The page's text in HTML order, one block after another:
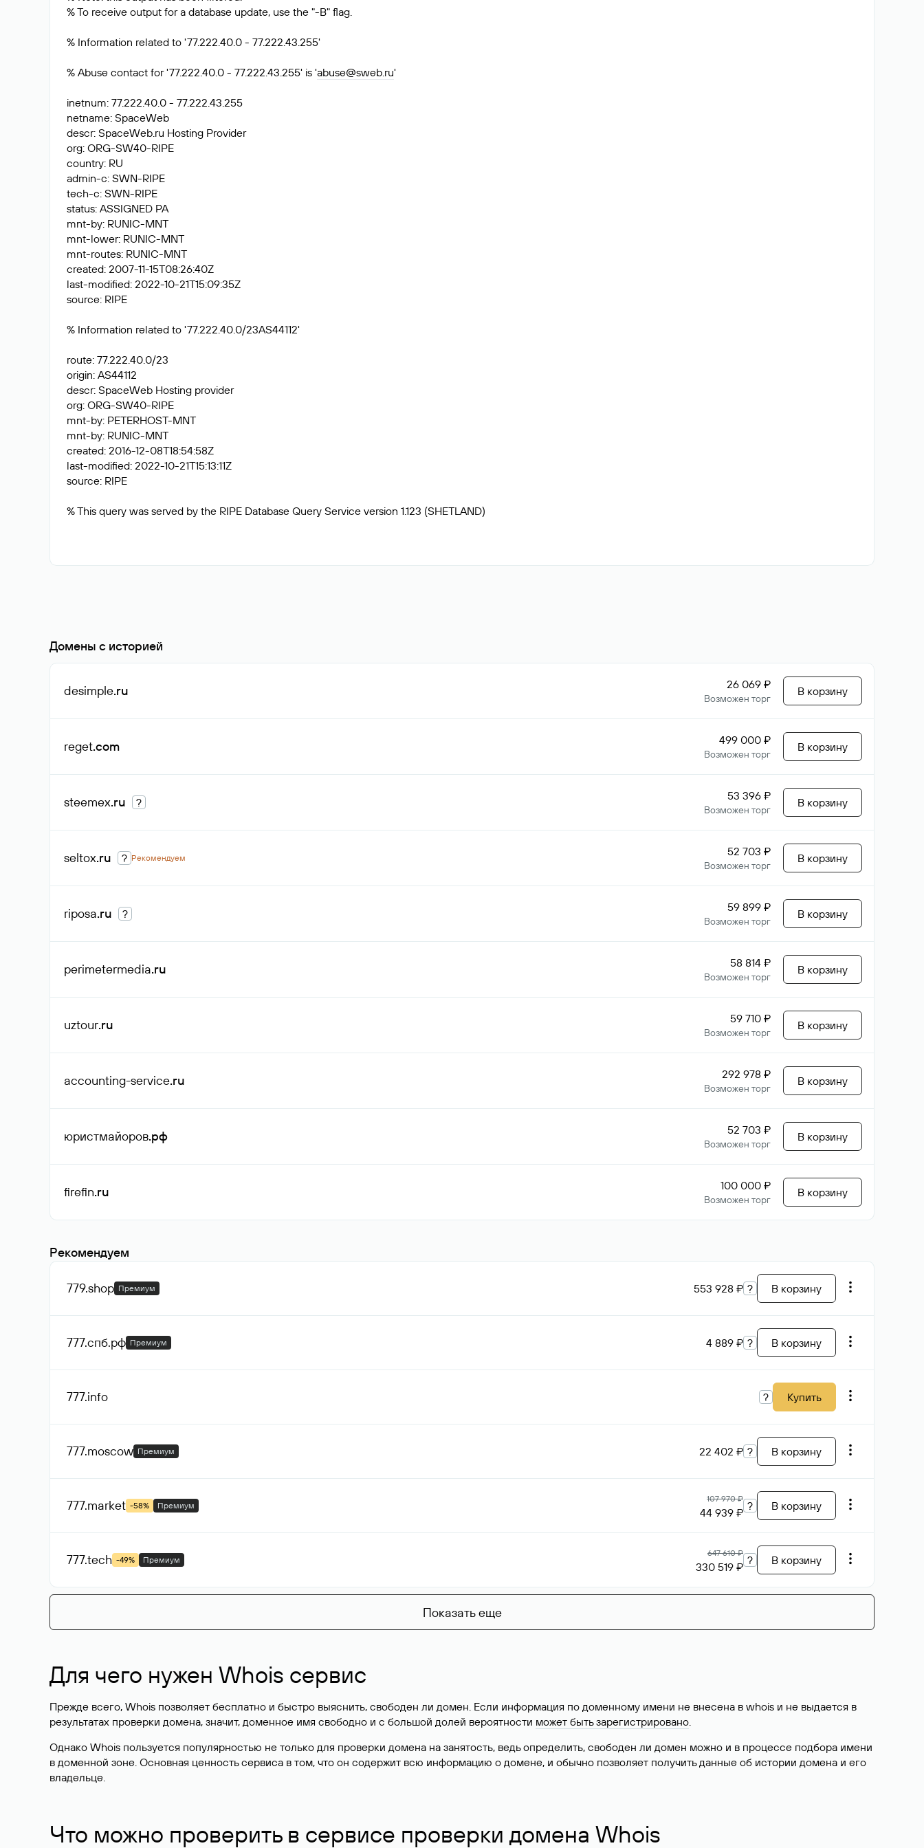
% To receive output for a database update, use the "-B" flag.
% Information related to '77.222.40.0 - 77.222.43.255'
% Abuse contact for '77.222.40.0 - 77.222.43.255' is 'abuse@sweb.ru'
inetnum: 77.222.40.0 - 77.222.43.255
netname: SpaceWeb
descr: SpaceWeb.ru Hosting Provider
org: ORG-SW40-RIPE
country: RU
admin-c: SWN-RIPE
tech-c: SWN-RIPE
status: ASSIGNED PA
mnt-by: RUNIC-MNT
mnt-lower: RUNIC-MNT
mnt-routes: RUNIC-MNT
created: 2007-11-15T08:26:40Z
last-modified: 2022-10-21T15:09:35Z
source: RIPE
% Information related to '77.222.40.0/23AS44112'
route: 77.222.40.0/23
origin: AS44112
descr: SpaceWeb Hosting provider
org: ORG-SW40-RIPE
mnt-by: PETERHOST-MNT
mnt-by: RUNIC-MNT
created: 2016-12-08T18:54:58Z
last-modified: 2022-10-21T15:13:11Z
source: RIPE
% This query was served by the RIPE Database Query Service version 1.123 (SHETLAND)
Домены с историей
desimple.ru 26 069 ₽
Возможен торг
В корзину
reget.com 499 000 ₽
Возможен торг
В корзину
steemex.ru ? 53 396 ₽
Возможен торг
В корзину
seltox.ru ? Рекомендуем 52 703 ₽
Возможен торг
В корзину
riposa.ru ? 59 899 ₽
Возможен торг
В корзину
perimetermedia.ru 58 814 ₽
Возможен торг
В корзину
uztour.ru 59 710 ₽
Возможен торг
В корзину
accounting-service.ru 292 978 ₽
Возможен торг
В корзину
юристмайоров.рф 52 703 ₽
Возможен торг
В корзину
firefin.ru 100 000 ₽
Возможен торг
В корзину
Рекомендуем
779.shop Премиум 553 928 ₽ ? В корзину
777.спб.рф Премиум 4 889 ₽ ? В корзину
777.info ? Купить
777.moscow Премиум 22 402 ₽ ? В корзину
777.market -58% Премиум
107 970 ₽
44 939 ₽ ? В корзину
777.tech -49% Премиум
647 610 ₽
330 519 ₽ ? В корзину
Показать еще
Для чего нужен Whois сервис
Прежде всего, Whois позволяет бесплатно и быстро выяснить, свободен ли домен. Если информация по доменному имени не внесена в whois и не выдается в
результатах проверки домена, значит, доменное имя свободно и с большой долей вероятности может быть зарегистрировано.
Однако Whois пользуется популярностью не только для проверки домена на занятость, ведь определить, свободен ли домен можно и в процессе подбора имени
в доменной зоне. Основная ценность сервиса в том, что он содержит всю информацию о домене, и обычно позволяет получить данные об истории домена и его
владельце.
Что можно проверить в сервисе проверки домена Whois